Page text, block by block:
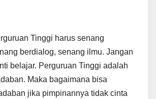
Tinggi harus senang
berdialog, senang ilmu. Jangan
belajar. Perguruan Tinggi adalah
Maka bagaimana bisa
jika pimpinannya tidak cinta